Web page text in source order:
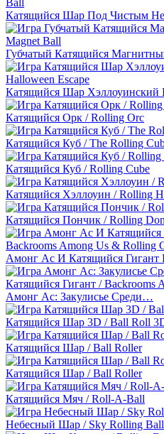
Катящийся Шар Под Чистым
Губчатый Катящийся
Катящийся Шар
Катящийся Орк / Rolling Orc
Катящийся Куб / The Rolling
Катящийся Куб / Rolling Cube
Катящийся Хэллоуин / Rolling
Катящийся Пончик / Rolling
Амонг Ас И Катящийся
Амонг Ас: Закулисье Среди…
Катящийся Шар 3D / Ball Roll
Катящийся Шар / Ball Roller
Катящийся Шар / Ball Roller
Катящийся Мяч / Roll-A-Ball
Небесный Шар / Sky Rolling Ball